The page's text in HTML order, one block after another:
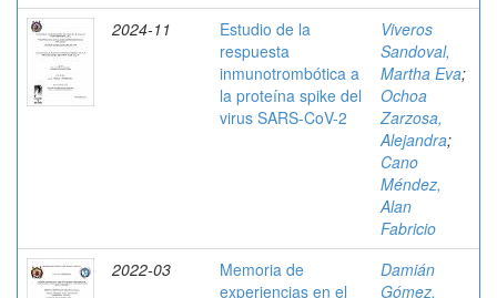
2024-11
Estudio de la
respuesta
inmunotrombótica a
la proteína spike del
virus SARS-CoV-2
Viveros
Sandoval,
Martha Eva;
Ochoa
Zarzosa,
Alejandra;
Cano
Méndez,
Alan
Fabricio
2022-03
Memoria de
experiencias en el
Damián
Gómez,